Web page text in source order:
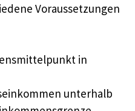
Voraussetzungen
in
unterhalb